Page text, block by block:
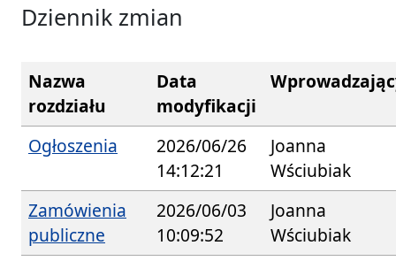
Dziennik zmian
Nazwa
rozdziału
Data
modyfikacji
Ogłoszenia
2026/06/26
14:12:21
Joanna
Wściubiak
Zamówienia
publiczne
2026/06/03
10:09:52
Joanna
Wściubiak